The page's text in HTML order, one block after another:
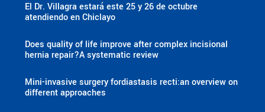
El Dr. Villagra estará este 25 y 26 de octubre
atendiendo en Chiclayo
Does quality of life improve after complex incisional
hernia repair?A systematic review
Mini-invasive surgery fordiastasis recti:an overview on
different approaches